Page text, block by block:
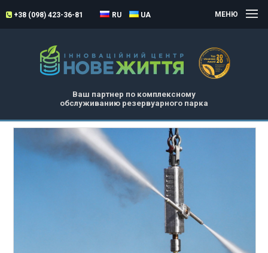
Ваш партнер по комплексному
обслуживанию резервуарного парка
МЕНЮ
+38 (098) 423-36-81 RU UA